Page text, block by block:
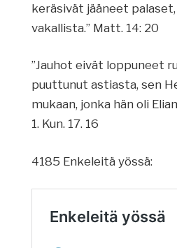
keräsivät jääneet
vakallista.” Matt. 14: 20
”Jauhot eivät loppuneet
puuttunut astiasta, sen
mukaan, jonka hän oli
1. Kun. 17. 16
4185 Enkeleitä yössä: